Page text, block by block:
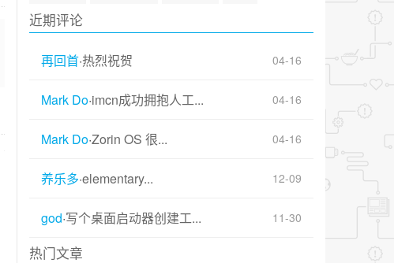
近期评论
再回首·热烈祝贺 04-16
Mark Do·imcn成功拥抱人工... 04-16
Mark Do·Zorin OS 很... 04-16
养乐多·elementary... 12-09
god·写个桌面启动器创建工... 11-30
热门文章